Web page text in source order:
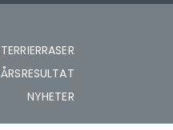
TERRIERRASER
ÅRSRESULTAT
NYHETER